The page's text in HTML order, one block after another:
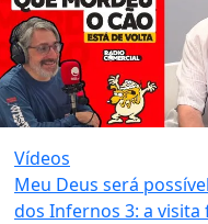
Vídeos
Meu Deus será
dos Infernos 3: a visita